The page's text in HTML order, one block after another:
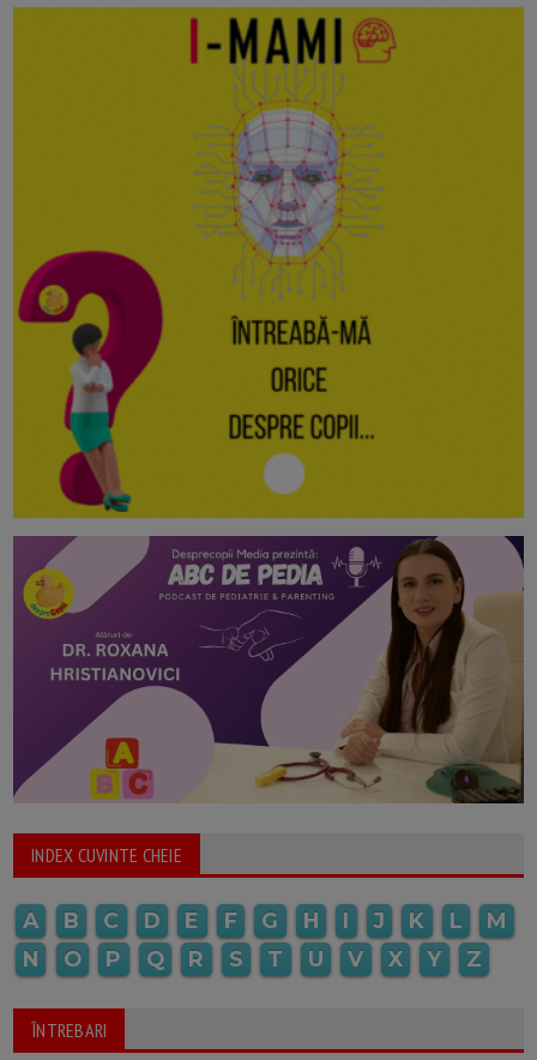
INDEX CUVINTE CHEIE
A B C D E F G H I J K L
M
N
O P Q R S T U V X Y Z
ÎNTREBARI